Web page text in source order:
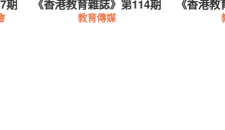
《香港教育雜誌》第114期
教育傳媒
《香港教